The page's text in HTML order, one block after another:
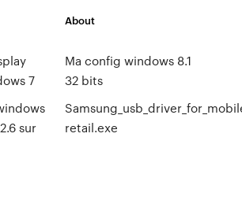
7
sur
About
Ma config windows 8.1
32 bits
retail.exe